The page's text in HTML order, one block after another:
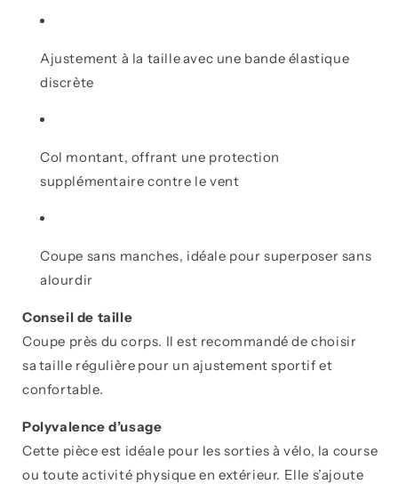
Ajustement à la tailleavec une bande élastique
discrète
Col montant, offrant une protection
supplémentaire contre le vent
Coupe sans manches, idéale pour superposer sans
alourdir
Conseil de taille
Coupe près du corps. Il est recommandé de choisir
sa taille régulière pour un ajustement sportif et
confortable.
Polyvalence d’usage
Cette pièce est idéale pour les sorties à vélo, la course
ou toute activité physique en extérieur. Elle s’ajoute